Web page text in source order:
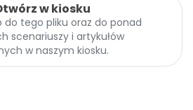
w kiosku
do tego pliku oraz do ponad
scenariuszy i artykułów
w naszym kiosku.